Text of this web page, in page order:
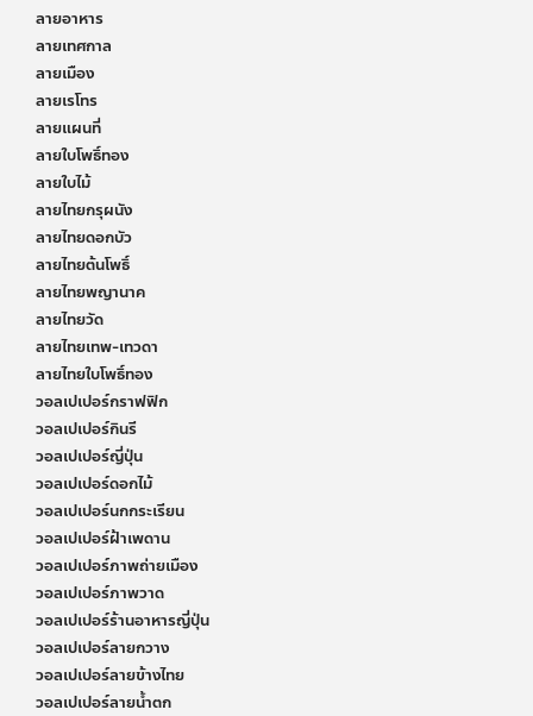
ลายอาหาร
ลายเทศกาล
ลายเมือง
ลายเรโทร
ลายแผนที่
ลายใบโพธิ์ทอง
ลายใบไม้
ลายไทยกรุผนัง
ลายไทยดอกบัว
ลายไทยต้นโพธิ์
ลายไทยพญานาค
ลายไทยวัด
ลายไทยเทพ-เทวดา
ลายไทยใบโพธิ์ทอง
วอลเปเปอร์กราฟฟิก
วอลเปเปอร์กินรี
วอลเปเปอร์ญี่ปุ่น
วอลเปเปอร์ดอกไม้
วอลเปเปอร์นกกระเรียน
วอลเปเปอร์ฝ้าเพดาน
วอลเปเปอร์ภาพถ่ายเมือง
วอลเปเปอร์ภาพวาด
วอลเปเปอร์ร้านอาหารญี่ปุ่น
วอลเปเปอร์ลายกวาง
วอลเปเปอร์ลายข้างไทย
วอลเปเปอร์ลายน้ำตก